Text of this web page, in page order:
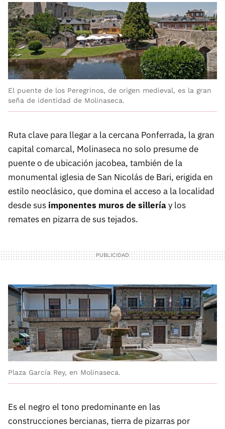
El puente de los Peregrinos, de origen medieval, es la gran
seña de identidad de Molinaseca.
Ruta clave para llegar a la cercana Ponferrada, la gran
capital comarcal, Molinaseca no solo presume de
puente o de ubicación jacobea, también de la
monumental iglesia de San Nicolás de Bari, erigida en
estilo neoclásico, que domina el acceso a la localidad
desde sus imponentes muros de silleríay los
remates en pizarra de sus tejados.
Plaza García Rey, en Molinaseca.
Es el negro el tono predominante en las
construcciones bercianas, tierra de pizarras por